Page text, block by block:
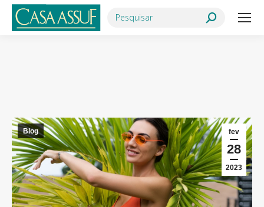
Search:
fev
28
2023
Blog